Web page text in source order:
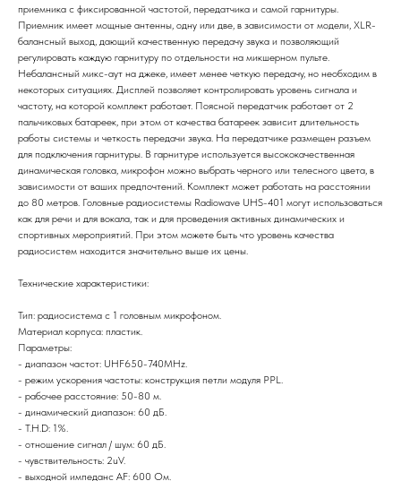
приемника с фиксированной частотой, передатчика и самой гарнитуры.
Приемник имеет мощные антенны, одну или две, в зависимости от модели, XLR-
балансный выход, дающий качественную передачу звука и позволяющий
регулировать каждую гарнитуру по отдельности на микшерном пульте.
Небалансный микс-аут на джеке, имеет менее четкую передачу, но необходим в
некоторых ситуациях. Дисплей позволяет контролировать уровень сигнала и
частоту, на которой комплект работает. Поясной передатчик работает от 2
пальчиковых батареек, при этом от качества батареек зависит длительность
работы системы и четкость передачи звука. На передатчике размещен разъем
для подключения гарнитуры. В гарнитуре используется высококачественная
динамическая головка, микрофон можно выбрать черного или телесного цвета, в
зависимости от ваших предпочтений. Комплект может работать на расстоянии
до 80 метров. Головные радиосистемы Radiowave UHS-401 могут использоваться
как для речи и для вокала, так и для проведения активных динамических и
спортивных мероприятий. При этом можете быть что уровень качества
радиосистем находится значительно выше их цены.
Технические характеристики:
Тип: радиосистема с 1 головным микрофоном.
Материал корпуса: пластик.
Параметры:
- диапазон частот: UHF650-740MHz.
- режим ускорения частоты: конструкция петли модуля PPL.
- рабочее расстояние: 50-80 м.
- динамический диапазон: 60 дБ.
- T.H.D: 1%.
- отношение сигнал / шум: 60 дБ.
- чувствительность: 2uV.
- выходной импеданс AF: 600 Ом.